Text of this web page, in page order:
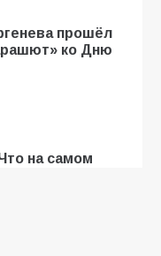
прошёл
ко Дню
на самом